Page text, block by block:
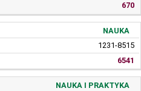
670
NAUKA
1231-8515
6541
NAUKA I PRAKTYKA